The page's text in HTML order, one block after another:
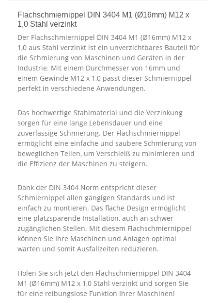
Flachschmiernippel DIN 3404 M1 (Ø16mm) M12 x
1,0 Stahl verzinkt
Der Flachschmiernippel DIN 3404 M1 (Ø16mm) M12 x
1,0 aus Stahl verzinkt ist ein unverzichtbares Bauteil für
die Schmierung von Maschinen und Geräten in der
Industrie. Mit einem Durchmesser von 16mm und
einem Gewinde M12 x 1,0 passt dieser Schmiernippel
perfekt in verschiedene Anwendungen.
Das hochwertige Stahlmaterial und die Verzinkung
sorgen für eine lange Lebensdauer und eine
zuverlässige Schmierung. Der Flachschmiernippel
ermöglicht eine einfache und saubere Schmierung von
beweglichen Teilen, um Verschleiß zu minimieren und
die Effizienz der Maschinen zu steigern.
Dank der DIN 3404 Norm entspricht dieser
Schmiernippel allen gängigen Standards und ist
einfach zu montieren. Das flache Design ermöglicht
eine platzsparende Installation, auch an schwer
zugänglichen Stellen. Mit diesem Flachschmiernippel
können Sie Ihre Maschinen und Anlagen optimal
warten und somit Ausfallzeiten reduzieren.
Holen Sie sich jetzt den Flachschmiernippel DIN 3404
M1 (Ø16mm) M12 x 1,0 Stahl verzinkt und sorgen Sie
für eine reibungslose Funktion Ihrer Maschinen!